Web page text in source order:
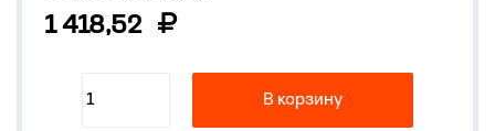
1 418,52
В корзину